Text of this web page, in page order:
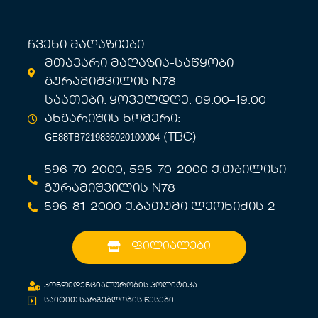
ჩვენი მაღაზიები
მთავარი მაღაზია-საწყობი
გურამიშვილის N78
საათები: ყოველდღე: 09:00–19:00
ანგარიშის ნომერი:
GE88TB7219836020100004(TBC)
596-70-2000, 595-70-2000 ქ.თბილისი
გურამიშვილის N78
596-81-2000 ქ.ბათუმი ლეონიძის 2
ფილიალები
კონფიდენციალურობის პოლიტიკა
საიტით სარგებლობის წესები